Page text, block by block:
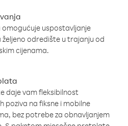
uspostavljanje
odredište u trajanju od
cijenama.
daje vam fleksibilnost
poziva na fiksne i mobilne
bez potrebe za obnavljanjem